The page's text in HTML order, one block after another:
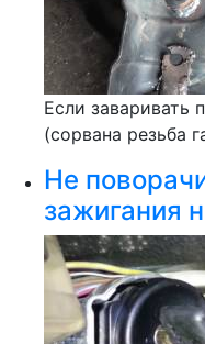
Если заваривать
(сорвана резьба
Не
зажигания